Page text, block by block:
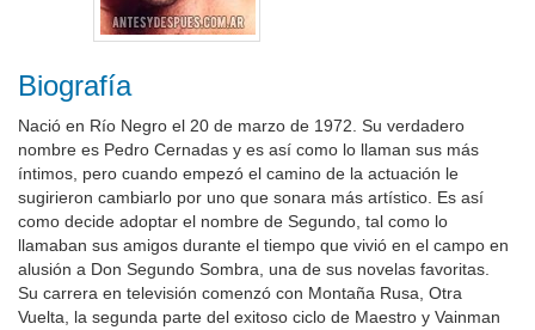
Biografía
Nació en Río Negro el 20 de marzo de 1972. Su verdadero
nombre es Pedro Cernadas y es así como lo llaman sus más
íntimos, pero cuando empezó el camino de la actuación le
sugirieron cambiarlo por uno que sonara más artístico. Es así
como decide adoptar el nombre de Segundo, tal como lo
llamaban sus amigos durante el tiempo que vivió en el campo en
alusión a Don Segundo Sombra, una de sus novelas favoritas.
Su carrera en televisión comenzó con Montaña Rusa, Otra
Vuelta, la segunda parte del exitoso ciclo de Maestro y Vainman